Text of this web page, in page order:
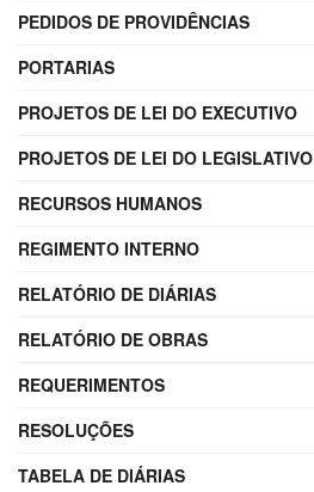
PEDIDOS DE PROVIDÊNCIAS
PORTARIAS
PROJETOS DE LEI DO EXECUTIVO
PROJETOS DE LEI DO LEGISLATIVO
RECURSOS HUMANOS
REGIMENTO INTERNO
RELATÓRIO DE DIÁRIAS
RELATÓRIO DE OBRAS
REQUERIMENTOS
RESOLUÇÕES
TABELA DE DIÁRIAS